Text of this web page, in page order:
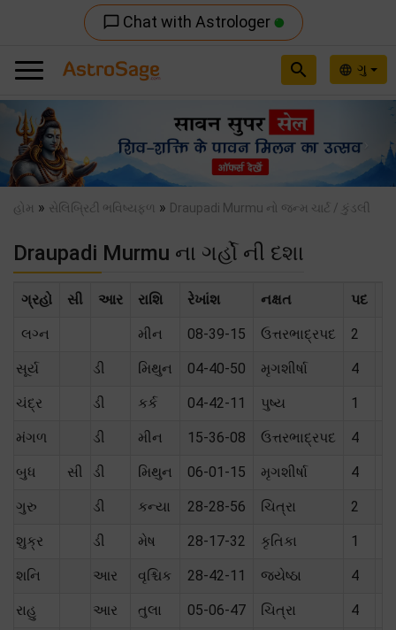
chat_bubble_outline Chat with Astrologer
language ગુ
search
Previous
હોમ » સેલિબ્રિટી ભવિષ્યફળ » Draupadi Murmu નો જન્મ ચાર્ટ / કુંડલી
Draupadi Murmu ના ગર્હો ની દશા
ગ્રહો સી આર રાશિ રેખાંશ નક્ષત પદ
લગ્ન મીન 08-39-15 ઉત્તરભાદ્રપદ 2
સૂર્ય ડી મિથુન 04-40-50 મૃગશીર્ષા 4
ચંદ્ર ડી કર્ક 04-42-11 પુષ્ય 1
મંગળ ડી મીન 15-36-08 ઉત્તરભાદ્રપદ 4
બુધ સી ડી મિથુન 06-01-15 મૃગશીર્ષા 4
ગુરુ ડી કન્યા 28-28-56 ચિત્રા 2
શુક્ર ડી મેષ 28-17-32 કૃતિકા 1
શનિ આર વૃશ્ચિક 28-42-11 જ્યેષ્ઠા 4
રાહુ આર તુલા 05-06-47 ચિત્રા 4